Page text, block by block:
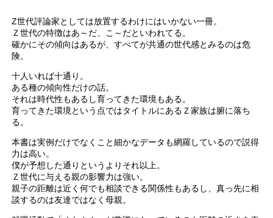
Z世代評論家としては放置するわけにはいかない一冊。
Ｚ世代の特徴はあ～だ、こ～だといわれてる。
確かにその傾向はあるが、すべてが共通の世代感とみるのは危
険。
十人いれば十通り。
ある種の傾向性だけの話。
それは時代性もあるし育ってきた環境もある。
育ってきた環境という点ではタイトルにあるＺ家族は腑に落ち
る。
本書は実例だけでなくこと細かなデータも網羅しているので説得
力は高い。
僕が予想した通りというよりそれ以上。
Ｚ世代に与える親の影響力は強い。
親子の距離は近く何でも相談できる関係性もあるし、真っ先に相
談するのは友達ではなく母親。